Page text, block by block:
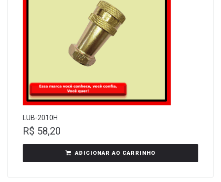
LUB-2010H
R$ 58,20
ADICIONAR AO CARRINHO